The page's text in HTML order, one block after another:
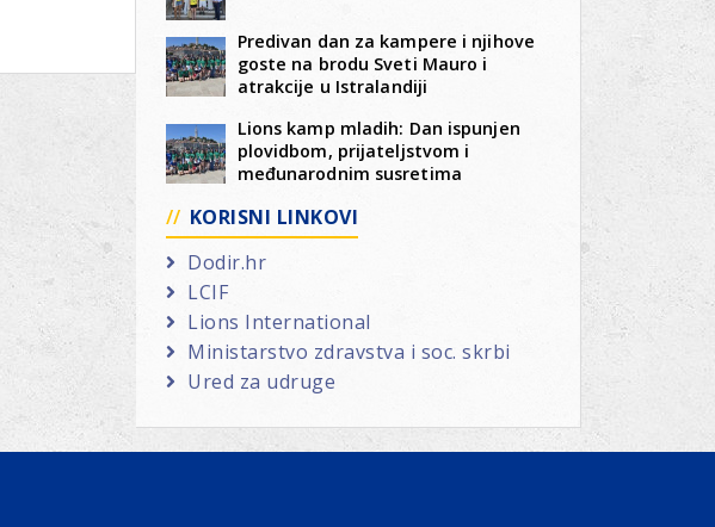
Predivan dan za kampere i njihove
goste na brodu Sveti Mauro i
atrakcije u Istralandiji
Lions kamp mladih: Dan ispunjen
plovidbom, prijateljstvom i
međunarodnim susretima
KORISNI LINKOVI
Dodir.hr
LCIF
Lions International
Ministarstvo zdravstva i soc. skrbi
Ured za udruge